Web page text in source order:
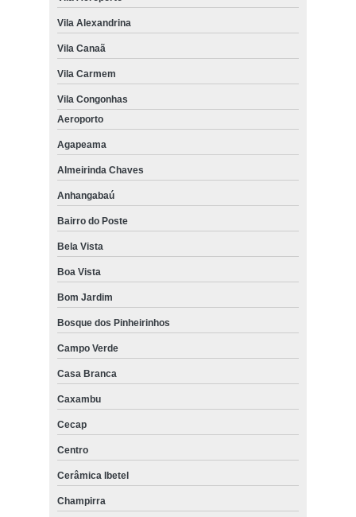
Vila Alexandrina
Vila Canaã
Vila Carmem
Vila Congonhas
Aeroporto
Agapeama
Almeirinda Chaves
Anhangabaú
Bairro do Poste
Bela Vista
Boa Vista
Bom Jardim
Bosque dos Pinheirinhos
Campo Verde
Casa Branca
Caxambu
Cecap
Centro
Cerâmica Ibetel
Champirra